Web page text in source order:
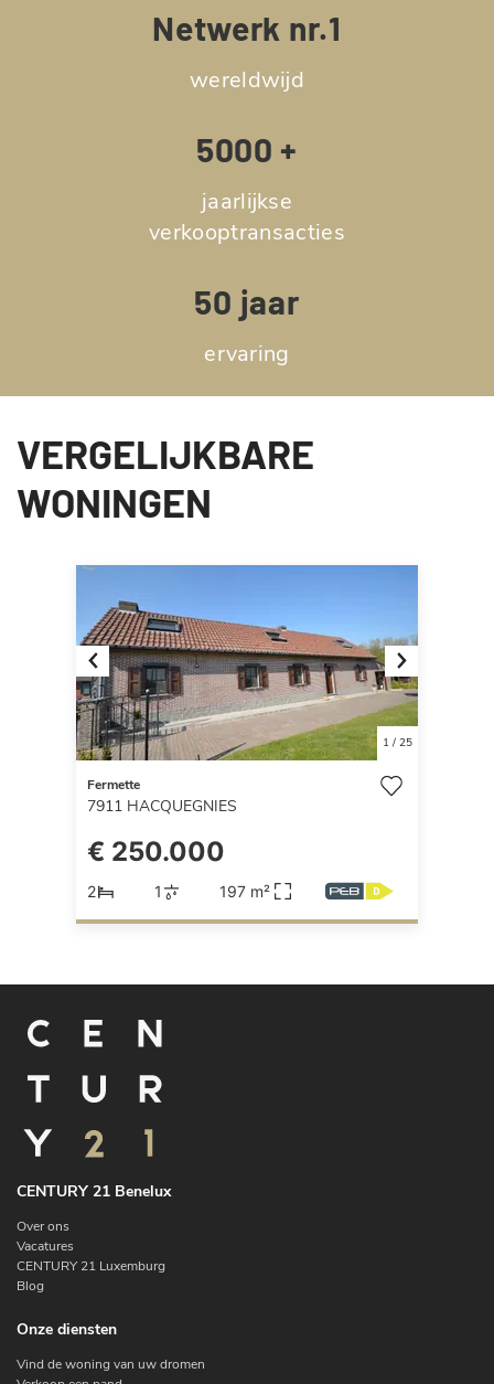
Netwerk nr.1
wereldwijd
5000 +
jaarlijkse
verkooptransacties
50 jaar
ervaring
VERGELIJKBARE
WONINGEN
Previous Next
1/ 25
Fermette
7911 HACQUEGNIES
€ 250.000
2 1 197 m²
CENTURY 21 Benelux
Over ons
Vacatures
CENTURY 21 Luxemburg
Blog
Onze diensten
Vind de woning van uw dromen